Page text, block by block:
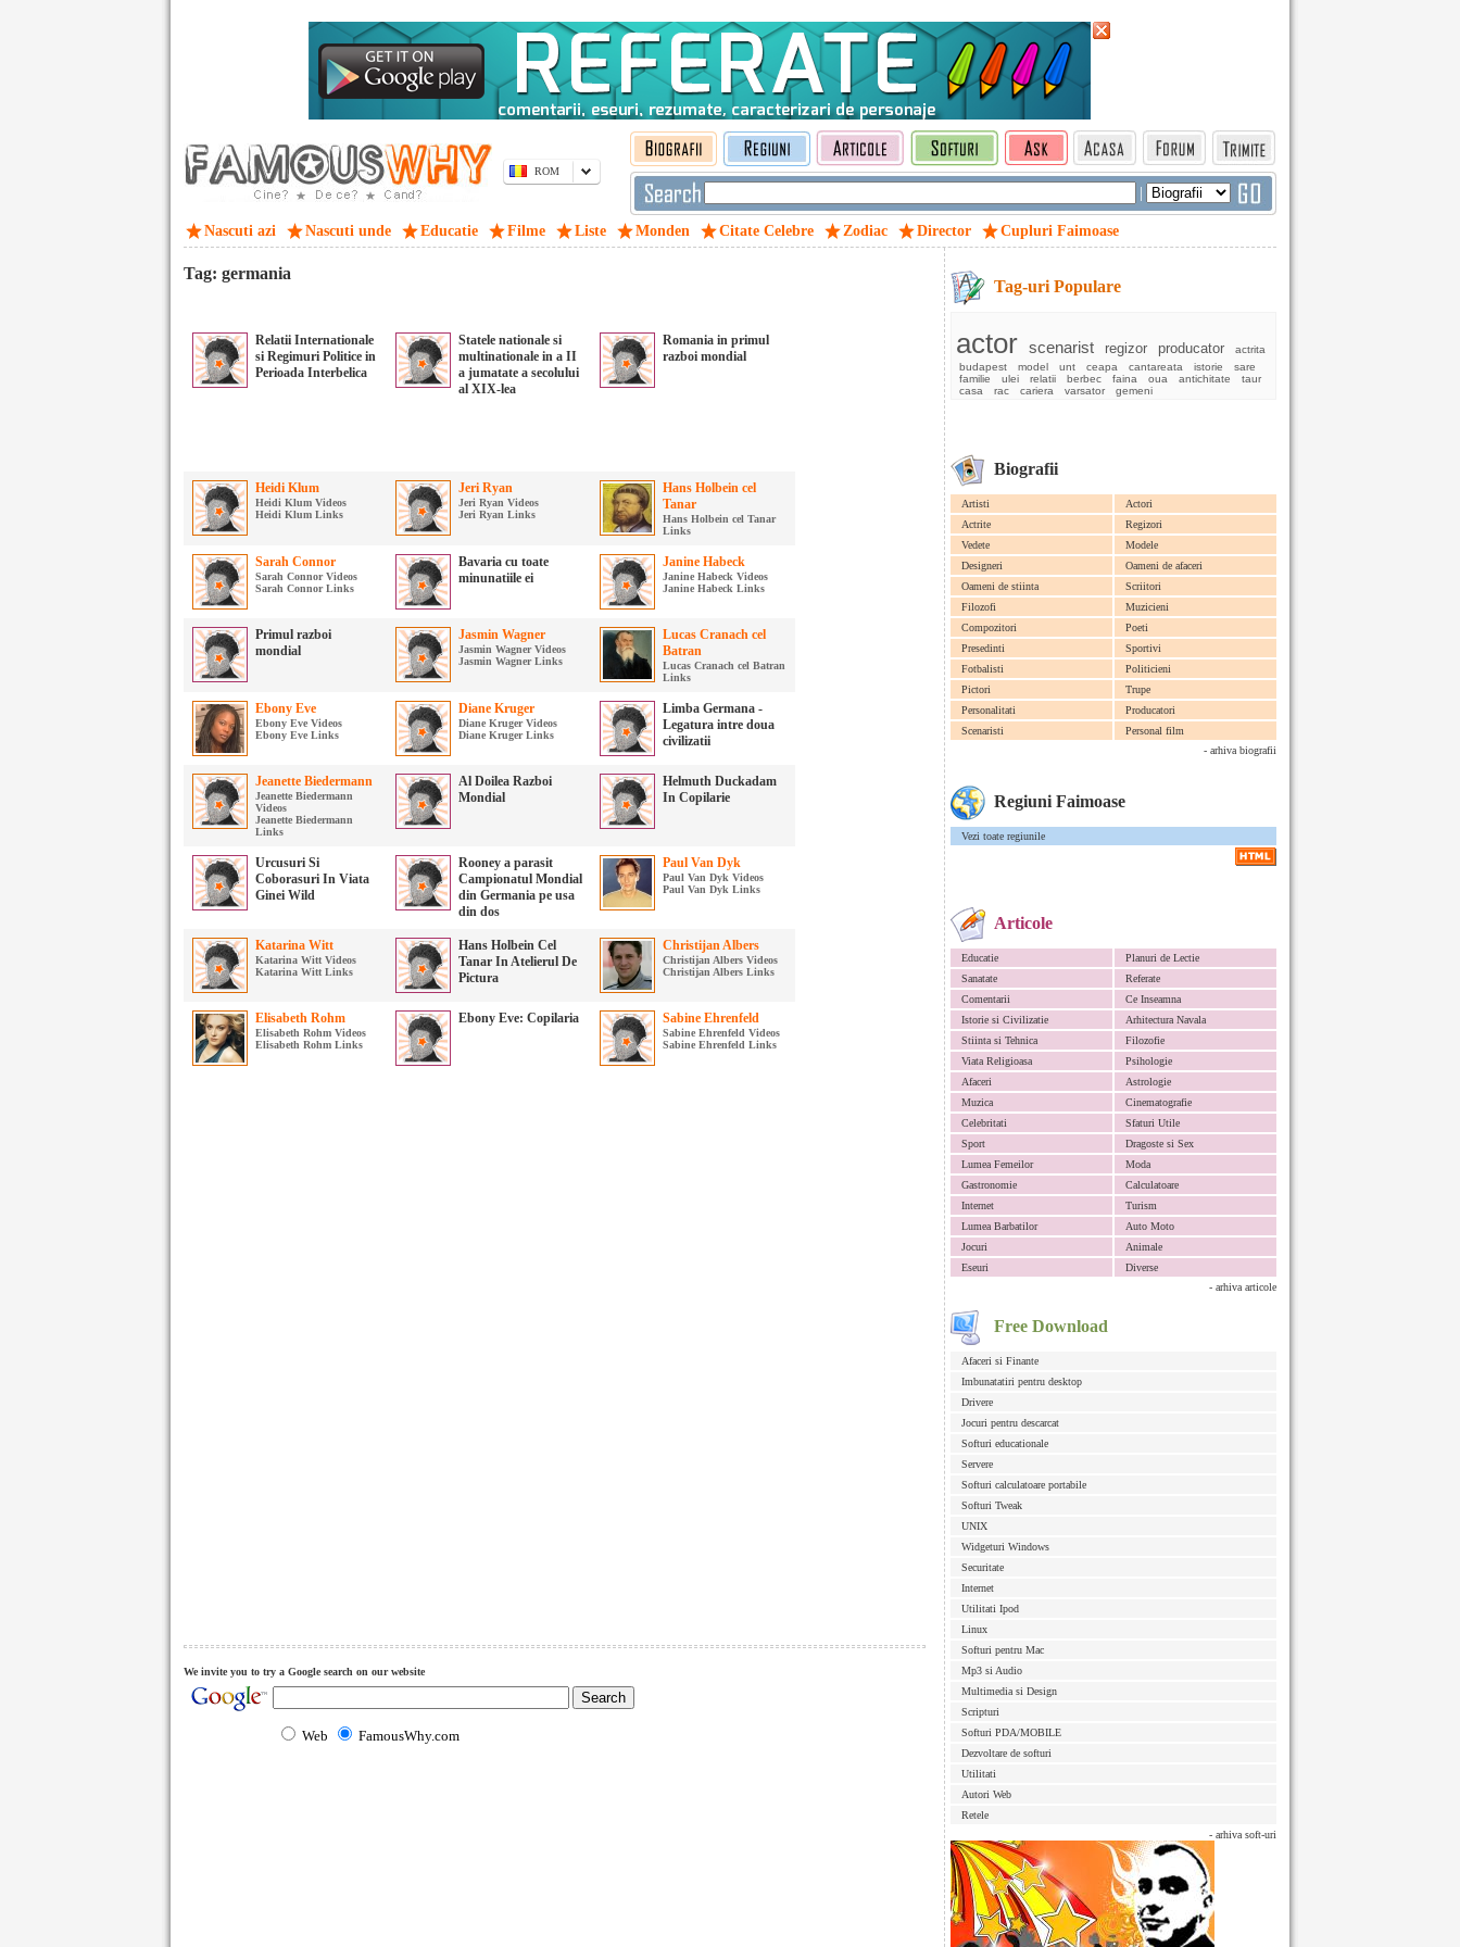
ROM
|
Nascuti azi Nascuti unde Educatie Filme Liste Monden Citate Celebre Zodiac Director Cupluri Faimoase
Tag-uri Populare
actor scenarist regizor producator
actrita
budapest
model unt ceapa cantareata istorie
sare
familie
ulei relatii berbec faina oua antichitate
taur
casa
rac cariera varsator gemeni
Biografii
Artisti
Actori
Actrite
Regizori
Vedete
Modele
Designeri
Oameni de afaceri
Oameni de stiinta
Scriitori
Filozofi
Muzicieni
Compozitori
Poeti
Presedinti
Sportivi
Fotbalisti
Politicieni
Pictori
Trupe
Personalitati
Producatori
Scenaristi
Personal film
- arhiva biografii
Regiuni Faimoase
Vezi toate regiunile
Articole
Educatie
Planuri de Lectie
Sanatate
Referate
Comentarii
Ce Inseamna
Istorie si Civilizatie
Arhitectura Navala
Stiinta si Tehnica
Filozofie
Viata Religioasa
Psihologie
Afaceri
Astrologie
Muzica
Cinematografie
Celebritati
Sfaturi Utile
Sport
Dragoste si Sex
Lumea Femeilor
Moda
Gastronomie
Calculatoare
Internet
Turism
Lumea Barbatilor
Auto Moto
Jocuri
Animale
Eseuri
Diverse
- arhiva articole
Free Download
Afaceri si Finante
Imbunatatiri pentru desktop
Drivere
Jocuri pentru descarcat
Softuri educationale
Servere
Softuri calculatoare portabile
Softuri Tweak
UNIX
Widgeturi Windows
Securitate
Internet
Utilitati Ipod
Linux
Softuri pentru Mac
Mp3 si Audio
Multimedia si Design
Scripturi
Softuri PDA/MOBILE
Dezvoltare de softuri
Utilitati
Autori Web
Retele
- arhiva soft-uri
Tag: germania
Relatii Internationale
si Regimuri Politice in
Perioada Interbelica
Statele nationale si
multinationale in a II
a jumatate a secolului
al XIX-lea
Romania in primul
razboi mondial
Heidi Klum
Heidi Klum Videos
Heidi Klum Links
Jeri Ryan
Jeri Ryan Videos
Jeri Ryan Links
Hans Holbein cel
Tanar
Hans Holbein cel Tanar
Links
Sarah Connor
Sarah Connor Videos
Sarah Connor Links
Bavaria cu toate
minunatiile ei
Janine Habeck
Janine Habeck Videos
Janine Habeck Links
Primul razboi
mondial
Jasmin Wagner
Jasmin Wagner Videos
Jasmin Wagner Links
Lucas Cranach cel
Batran
Lucas Cranach cel Batran
Links
Ebony Eve
Ebony Eve Videos
Ebony Eve Links
Diane Kruger
Diane Kruger Videos
Diane Kruger Links
Limba Germana -
Legatura intre doua
civilizatii
Jeanette Biedermann
Jeanette Biedermann
Videos
Jeanette Biedermann
Links
Al Doilea Razboi
Mondial
Helmuth Duckadam
In Copilarie
Urcusuri Si
Coborasuri In Viata
Ginei Wild
Rooney a parasit
Campionatul Mondial
din Germania pe usa
din dos
Paul Van Dyk
Paul Van Dyk Videos
Paul Van Dyk Links
Katarina Witt
Katarina Witt Videos
Katarina Witt Links
Hans Holbein Cel
Tanar In Atelierul De
Pictura
Christijan Albers
Christijan Albers Videos
Christijan Albers Links
Elisabeth Rohm
Elisabeth Rohm Videos
Elisabeth Rohm Links
Ebony Eve: Copilaria Sabine Ehrenfeld
Sabine Ehrenfeld Videos
Sabine Ehrenfeld Links
We invite you to try a Google search on our website
Web FamousWhy.com